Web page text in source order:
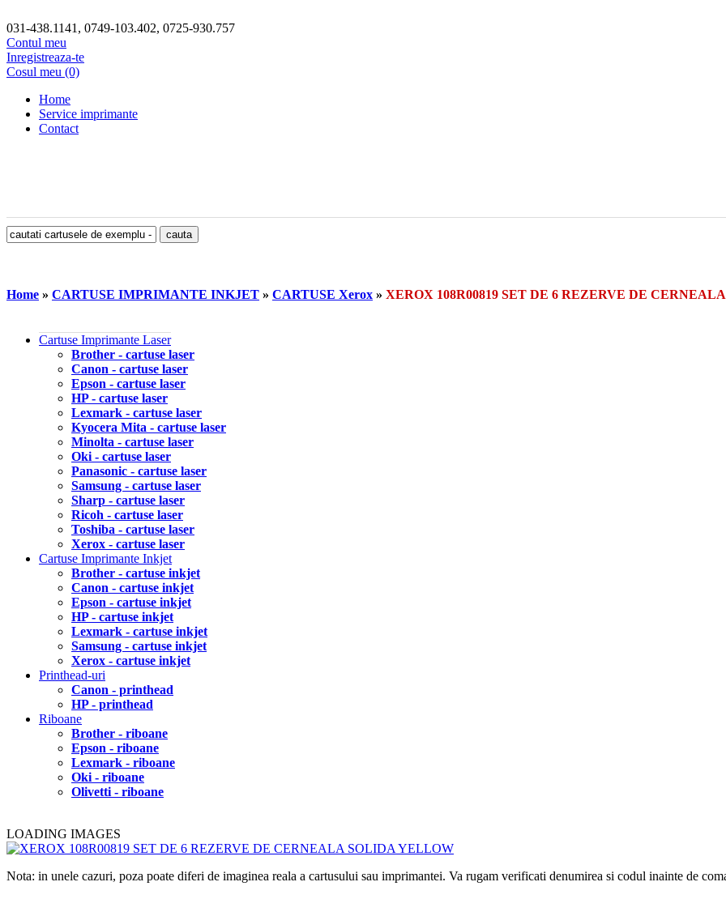
031-438.1141, 0749-103.402, 0725-930.757
Contul meu
Inregistreaza-te
Cosul meu (0)
Home
Service imprimante
Contact
Home » CARTUSE IMPRIMANTE INKJET » CARTUSE Xerox » XEROX 108R00819 SET DE 6 REZERVE DE
Cartuse Imprimante Laser
Brother - cartuse laser
Canon - cartuse laser
Epson - cartuse laser
HP - cartuse laser
Lexmark - cartuse laser
Kyocera Mita - cartuse laser
Minolta - cartuse laser
Oki - cartuse laser
Panasonic - cartuse laser
Samsung - cartuse laser
Sharp - cartuse laser
Ricoh - cartuse laser
Toshiba - cartuse laser
Xerox - cartuse laser
Cartuse Imprimante Inkjet
Brother - cartuse inkjet
Canon - cartuse inkjet
Epson - cartuse inkjet
HP - cartuse inkjet
Lexmark - cartuse inkjet
Samsung - cartuse inkjet
Xerox - cartuse inkjet
Printhead-uri
Canon - printhead
HP - printhead
Riboane
Brother - riboane
Epson - riboane
Lexmark - riboane
Oki - riboane
Olivetti - riboane
LOADING IMAGES
Nota: in unele cazuri, poza poate diferi de imaginea reala a cartusului sau imprimantei. Va rugam verificati denumirea si codul inainte de